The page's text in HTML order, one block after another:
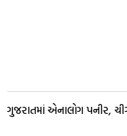
ગુજરાતમાં એનાલોગ પનીર,